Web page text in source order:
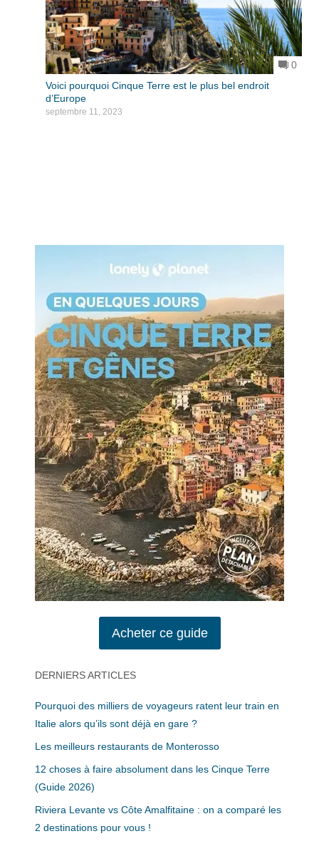
0
Voici pourquoi Cinque Terre est le plus bel endroit
d’Europe
septembre 11, 2023
Acheter ce guide
DERNIERS ARTICLES
Pourquoi des milliers de voyageurs ratent leur train en
Italie alors qu’ils sont déjà en gare ?
Les meilleurs restaurants de Monterosso
12 choses à faire absolument dans les Cinque Terre
(Guide 2026)
Riviera Levante vs Côte Amalfitaine : on a comparé les
2 destinations pour vous !